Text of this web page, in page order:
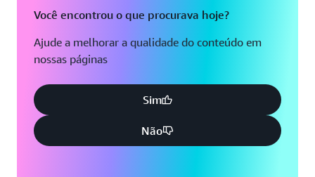
Você encontrou o que procurava hoje?
Ajude a melhorar a qualidade do conteúdo em
nossas páginas
Sim
Não